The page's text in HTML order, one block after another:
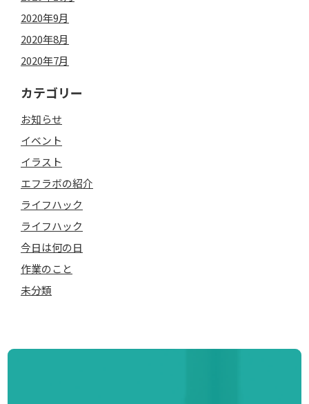
2020年9月
2020年8月
2020年7月
カテゴリー
お知らせ
イベント
イラスト
エフラボの紹介
ライフハック
ライフハック
今日は何の日
作業のこと
未分類